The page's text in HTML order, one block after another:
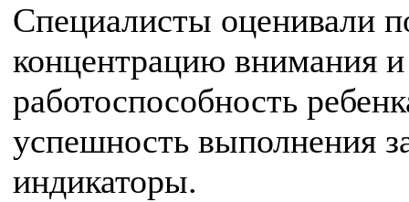
Специалисты оценивали
концентрацию внимания
работоспособность
успешность выполнения
индикаторы.